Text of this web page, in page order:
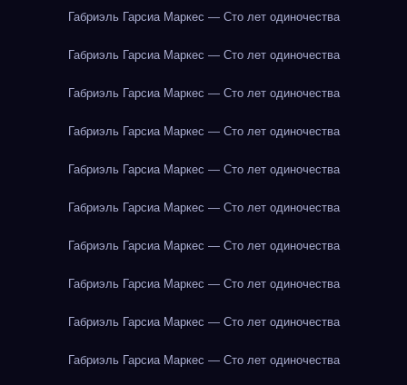
Габриэль Гарсиа Маркес — Сто лет одиночества
Габриэль Гарсиа Маркес — Сто лет одиночества
Габриэль Гарсиа Маркес — Сто лет одиночества
Габриэль Гарсиа Маркес — Сто лет одиночества
Габриэль Гарсиа Маркес — Сто лет одиночества
Габриэль Гарсиа Маркес — Сто лет одиночества
Габриэль Гарсиа Маркес — Сто лет одиночества
Габриэль Гарсиа Маркес — Сто лет одиночества
Габриэль Гарсиа Маркес — Сто лет одиночества
Габриэль Гарсиа Маркес — Сто лет одиночества